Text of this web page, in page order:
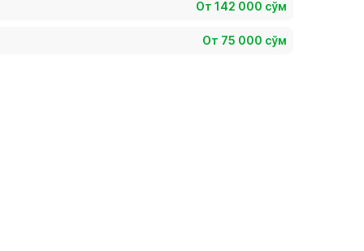
От 142 000 сўм
От 75 000 сўм